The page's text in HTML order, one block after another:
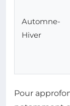
Automne-
Hiver
Pour